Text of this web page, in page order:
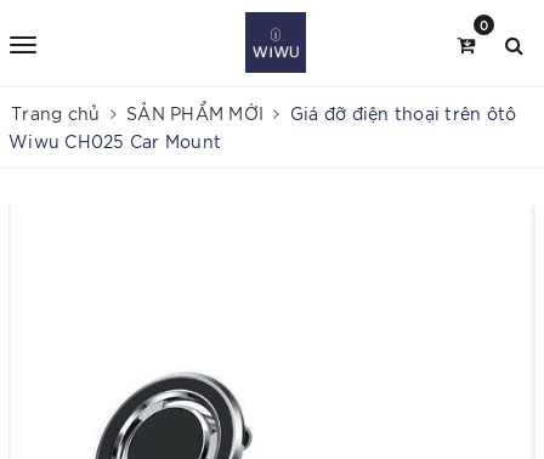
0
Trang chủ SẢN PHẨM MỚI
Giá đỡ điện thoại trên ôtô
Wiwu CH025 Car Mount